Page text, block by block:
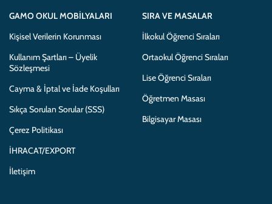
GAMO OKUL MOBILYALARI
Kişisel Verilerin Korunması
Kullanım Şartları – Üyelik
Sözleşmesi
Cayma & İptal ve İade Koşulları
Sıkça Sorulan Sorular (SSS)
Çerez Politikası
İHRACAT/EXPORT
İletişim
SIRA VE MASALAR
İlkokul Öğrenci Sıraları
Ortaokul Öğrenci Sıraları
Lise Öğrenci Sıraları
Öğretmen Masası
Bilgisayar Masası